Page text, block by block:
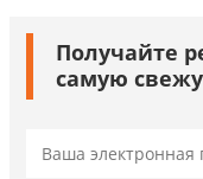
Получайте
самую